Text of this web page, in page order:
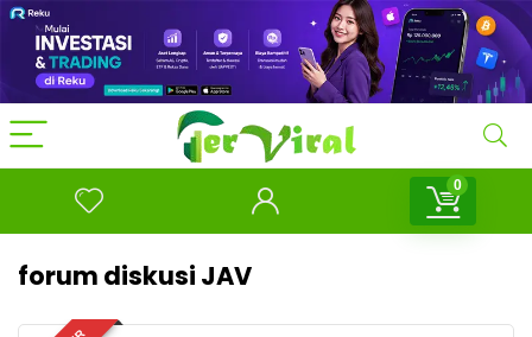
0
forum diskusi JAV